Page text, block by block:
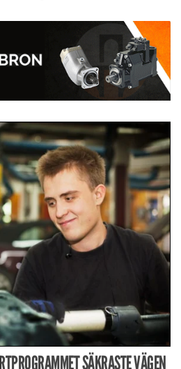
SÄKRASTE VÄGEN